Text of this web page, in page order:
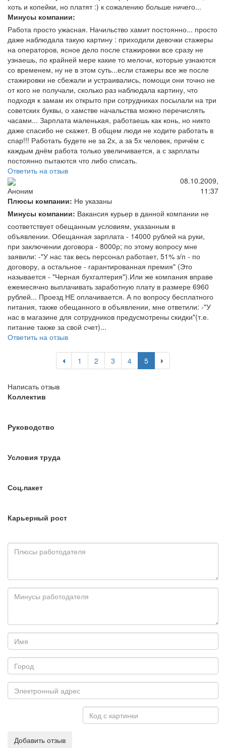
хоть и копейки, но платят :) к сожалению больше ничего...
Минусы компании:
Работа просто ужасная. Начильство хамит постоянно... просто
даже наблюдала такую картину : приходили девочки стажеры
на операторов, ясное дело после стажировки все сразу не
узнаешь, по крайней мере какие то мелочи, которые узнаются
со временем, ну не в этом суть...если стажеры все же после
стажировки не сбежали и устраивались, помощи они точно не
от кого не получали, сколько раз наблюдала картину, что
подходя к замам их открыто при сотрудниках посылали на три
советских буквы, о хамстве начальства можно перечислять
часами... Зарплата маленькая, работаешь как конь, но никто
даже спасибо не скажет. В общем люди не ходите работать в
спар!!! Работать будете не за 2х, а за 5х человек, причём с
каждым днём работа только увеличивается, а с зарплаты
постоянно пытаются что либо списать.
Ответить на отзыв
Аноним
08.10.2009,
11:37
Плюсы компании: Не указаны
Минусы компании: Вакансия курьер в данной компании не
соответствует обещанным условиям, указанным в
объявлении. Обещанная зарплата - 14000 рублей на руки,
при заключении договора - 8000р; по этому вопросу мне
заявили: -"У нас так весь персонал работает, 51% з/п - по
договору, а остальное - гарантированная премия" (Это
называется - "Черная бухгалтерия").Или же компания вправе
ежемесячно выплачивать заработную плату в размере 6960
рублей... Проезд НЕ оплачивается. А по вопросу бесплатного
питания, также обещанного в объявлении, мне ответили: -"У
нас в магазине для сотрудников предусмотрены скидки"(т.е.
питание также за свой счет)...
Ответить на отзыв
1 2 3 4 5
Написать отзыв
Коллектив
Руководство
Условия труда
Соц.пакет
Карьерный рост
Добавить отзыв